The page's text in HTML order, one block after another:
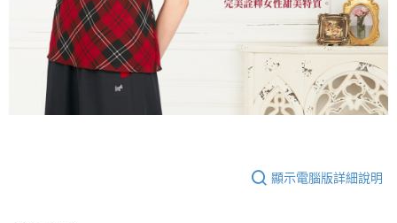
顯示電腦版詳細說明